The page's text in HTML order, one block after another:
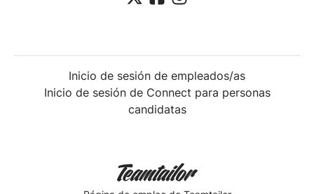
Inicio de sesión de empleados/as
Inicio de sesión de Connect para personas
candidatas